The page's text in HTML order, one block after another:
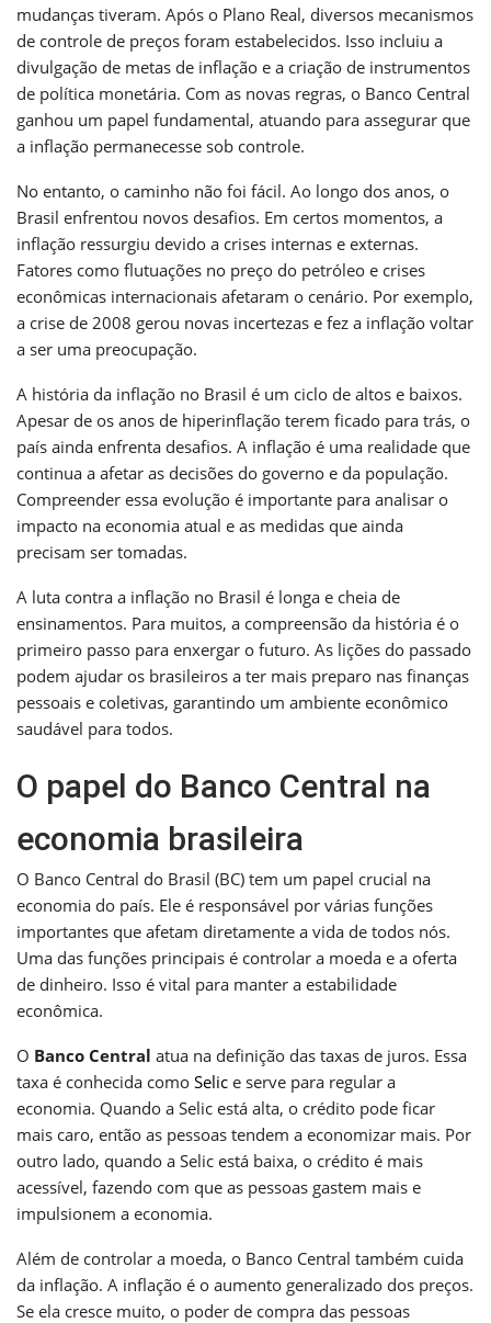
mudanças tiveram. Após o Plano Real, diversos mecanismos
de controle de preços foram estabelecidos. Isso incluiu a
divulgação de metas de inflação e a criação de instrumentos
de política monetária. Com as novas regras, o Banco Central
ganhou um papel fundamental, atuando para assegurar que
a inflação permanecesse sob controle.
No entanto, o caminho não foi fácil. Ao longo dos anos, o
Brasil enfrentou novos desafios. Em certos momentos, a
inflação ressurgiu devido a crises internas e externas.
Fatores como flutuações no preço do petróleo e crises
econômicas internacionais afetaram o cenário. Por exemplo,
a crise de 2008 gerou novas incertezas e fez a inflação voltar
a ser uma preocupação.
A história da inflação no Brasil é um ciclo de altos e baixos.
Apesar de os anos de hiperinflação terem ficado para trás, o
país ainda enfrenta desafios. A inflação é uma realidade que
continua a afetar as decisões do governo e da população.
Compreender essa evolução é importante para analisar o
impacto na economia atual e as medidas que ainda
precisam ser tomadas.
A luta contra a inflação no Brasil é longa e cheia de
ensinamentos. Para muitos, a compreensão da história é o
primeiro passo para enxergar o futuro. As lições do passado
podem ajudar os brasileiros a ter mais preparo nas finanças
pessoais e coletivas, garantindo um ambiente econômico
saudável para todos.
O papel do Banco Central na
economia brasileira
O Banco Central do Brasil (BC) tem um papel crucial na
economia do país. Ele é responsável por várias funções
importantes que afetam diretamente a vida de todos nós.
Uma das funções principais é controlar a moeda e a oferta
de dinheiro. Isso é vital para manter a estabilidade
econômica.
O Banco Central atua na definição das taxas de juros. Essa
taxa é conhecida como Selic e serve para regular a
economia. Quando a Selic está alta, o crédito pode ficar
mais caro, então as pessoas tendem a economizar mais. Por
outro lado, quando a Selic está baixa, o crédito é mais
acessível, fazendo com que as pessoas gastem mais e
impulsionem a economia.
Além de controlar a moeda, o Banco Central também cuida
da inflação. A inflação é o aumento generalizado dos preços.
Se ela cresce muito, o poder de compra das pessoas